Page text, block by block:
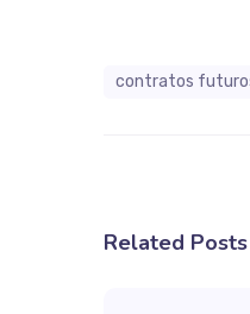
contratos
Related Posts